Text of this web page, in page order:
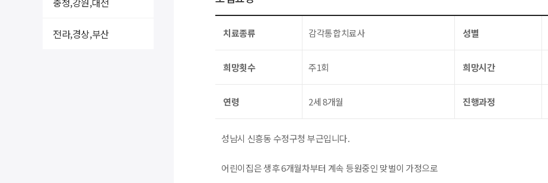
전라,경상,부산 치료종류 감각통합치료사 성별
희망횟수 주1회 희망시간
연령 2세 8개월 진행과정
성남시 신흥동 수정구청 부근입니다.
어린이집은 생후 6개월차부터 계속 등원중인 맞벌이 가정으로